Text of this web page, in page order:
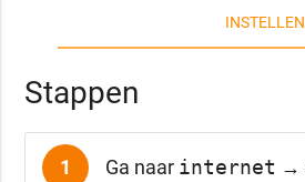
INSTELLEN
Stappen
1 Ga naar internet →